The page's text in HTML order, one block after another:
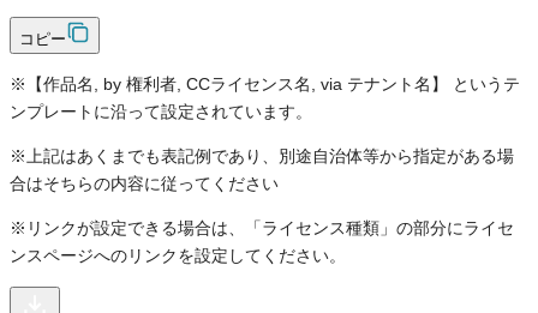
コピー
※【作品名, by 権利者, CCライセンス名, via テナント名】 というテ
ンプレートに沿って設定されています。
※上記はあくまでも表記例であり、別途自治体等から指定がある場
合はそちらの内容に従ってください
※リンクが設定できる場合は、「ライセンス種類」の部分にライセ
ンスページへのリンクを設定してください。